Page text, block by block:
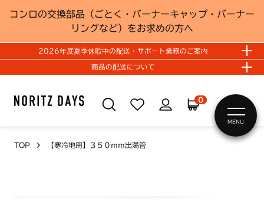
コンロの交換部品（ごとく・バーナーキャップ・バーナー
リングなど）をお求めの方へ
2026年度夏季休暇中の配送・サポート業務のご案内
商品の配送について
0
MENU
TOP 【寒冷地用】３５０ｍｍ出湯管